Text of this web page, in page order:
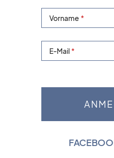
Vorname
E-Mail